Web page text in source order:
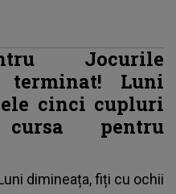
Jocurile
terminat! Luni
cinci cupluri
pentru
dimineața, fiți cu ochii